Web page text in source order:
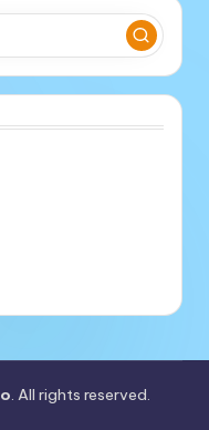
. All rights reserved.